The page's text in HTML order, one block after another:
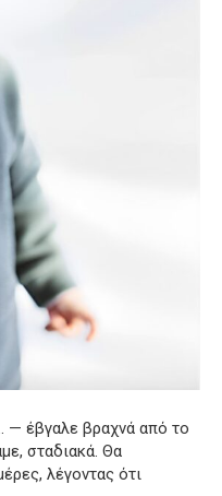
έβγαλε βραχνά από το
σταδιακά. Θα
λέγοντας ότι